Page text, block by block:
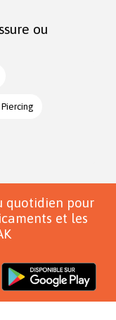
ou
Piercing
quotidien pour
et les